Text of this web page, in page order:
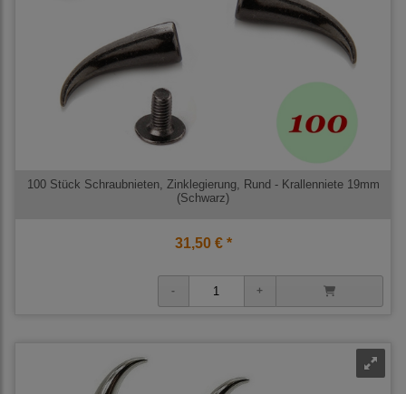
100 Stück Schraubnieten, Zinklegierung, Rund - Krallenniete 19mm
(Schwarz)
31,50 € *